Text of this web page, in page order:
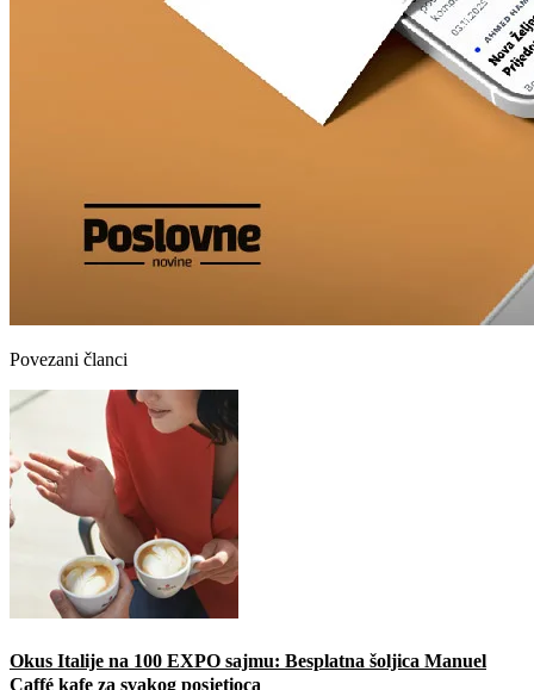
Povezani članci
Okus Italije na 100 EXPO sajmu: Besplatna šoljica Manuel
Caffé kafe za svakog posjetioca